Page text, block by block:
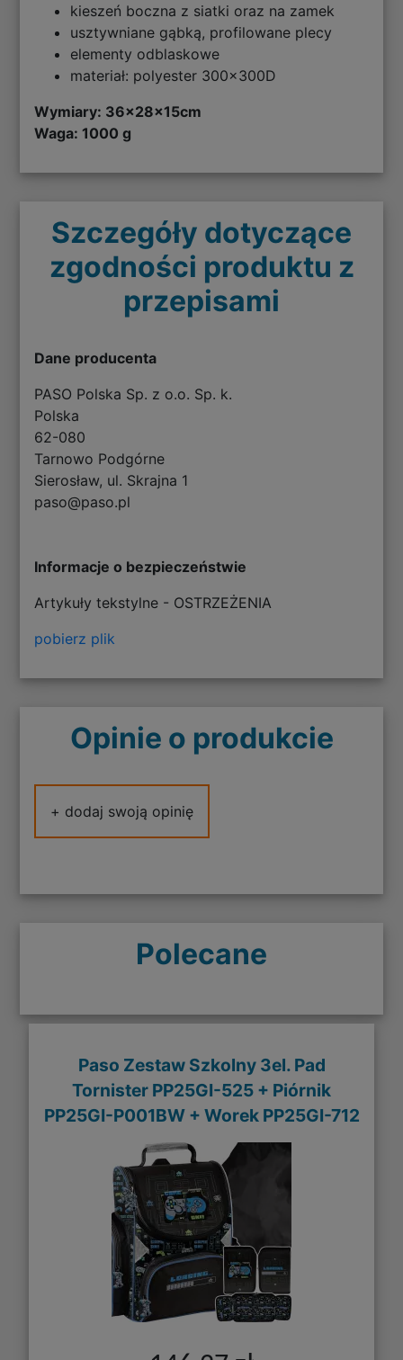
kieszeń boczna z siatki oraz na zamek
usztywniane gąbką, profilowane plecy
elementy odblaskowe
materiał: polyester 300x300D
Wymiary: 36x28x15cm
Waga: 1000 g
Szczegóły dotyczące
zgodności produktu z
przepisami
Dane producenta
PASO Polska Sp. z o.o. Sp. k.
Polska
62-080
Tarnowo Podgórne
Sierosław, ul. Skrajna 1
paso@paso.pl
Informacje o bezpieczeństwie
Artykuły tekstylne - OSTRZEŻENIA
pobierz plik
Opinie o produkcie
+ dodaj swoją opinię
Polecane
Paso Zestaw Szkolny 3el. Pad
Tornister PP25GI-525 + Piórnik
PP25GI-P001BW + Worek PP25GI-712